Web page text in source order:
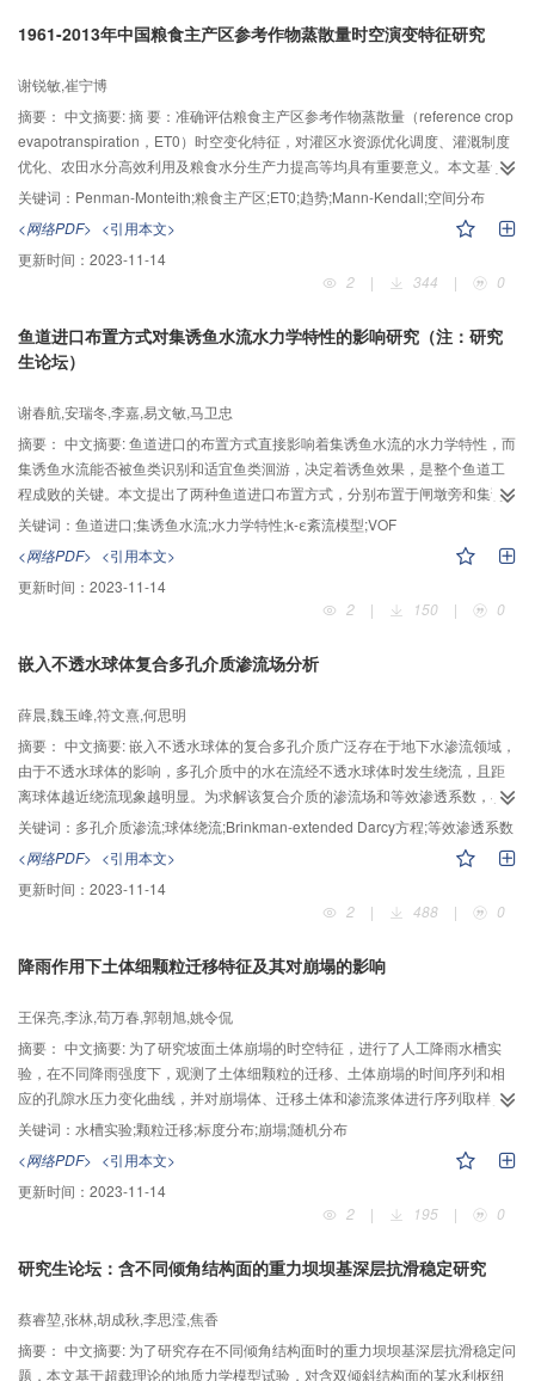
程计算中可以考虑使用局部插值法以节省时间成本；改进后的C2紧支径向基函
的优势；流道中压力脉动以叶片通过频率为主，水轮机叶片与导叶间静动干扰
所引起的流体脉动压力对厂房整体结构振动影响较为明显。
1961-2013年中国粮食主产区参考作物蒸散量时空演变特征研究
谢锐敏,崔宁博
摘要： 中文摘要: 摘 要：准确评估粮食主产区参考作物蒸散量（reference crop
evapotranspiration，ET0）时空变化特征，对灌区水资源优化调度、灌溉制度
优化、农田水分高效利用及粮食水分生产力提高等均具有重要意义。本文基于
中国粮食主产区258个气象站点逐日气象资料，采用Penman-Monteith 公式计
算1961-2013年参考作物蒸散量，通过Sen's+Mann-Kendall法、累积距平法及
气象倾向率等方法对其近53a来时空变化趋势与特征进行分析。结果表明：近
53a来中国粮食主产区（全区）、温带湿润半湿润地区(I区)、温带干旱半干旱地
区（II区）、亚热带湿润地区（III区）及暖温带半湿润地区（IV区）ET0年均值
II>III>全区>IV>I区的趋势；全区及I-IV区主要作物生长季（3-10月）ET0约占全
年ET0的87.58%、91.91%、90.05%、85.11%和83.39%；除IV（其年倾向率
下降趋势的站点数达171个，占总数的61.0%，年倾斜率达到显著下降水平，其
Y值为-0.288*mm/a（P<0.05）；全区及各分区ET0在90年代均呈增大趋势，其
年尺度上Sen’s趋势度β全区=4.993，M-K检验值Z全区=1.978* (P<0.05)，增大
趋势显著，其它各年代际上趋势减小；近53a来ET0空间分布基本呈西北向东南
东北方向递减趋势，具有明显的地区差异，ET0高值区主要集中在内蒙古与四川
且年ET0高值、中高值、中值、低值区域站点数分别占总站数的3.5%、
12.4%、58.5%、25.6%；ET0的年内M-K趋势变化差异较大，春季，粮食主产
区ET0趋势自北向南增大，夏季与之相反；秋季，ET0趋势呈现中部低南北高的
势；主要作物生长季上ET0在华北平原（显著下降）和东北平原中部趋势下降，
关键词： Penman-Monteith;粮食主产区;ET0;趋势;Mann-Kendall;空间分布
<网络PDF> <引用本文>
更新时间： 2023-11-14
2
| 344 | 0
鱼道进口布置方式对集诱鱼水流水力学特性的影响研究（注：研究
生论坛）
谢春航,安瑞冬,李嘉,易文敏,马卫忠
摘要： 中文摘要: 鱼道进口的布置方式直接影响着集诱鱼水流的水力学特性，而
集诱鱼水流能否被鱼类识别和适宜鱼类洄游，决定着诱鱼效果，是整个鱼道工
程成败的关键。本文提出了两种鱼道进口布置方式，分别布置于闸墩旁和集诱
鱼通道旁。为了说明不同的鱼道进口布置方式对集诱鱼水流水力学特性的影
响，采用标准k-ε三维紊流模型和VOF模型，对两种布置方式进行了三维数值模
拟，并用物理模型试验结果验证了数值模拟的合理性。通过对比分析两种布置
方式集诱鱼水流的流态、流速、流速适宜区宽度和紊动能，表明：在集诱鱼通
道布置方式下，集诱鱼水流流速更小，下游靠边最大流速减小了1.0 m/s；流速
紊动能更小，鱼道进口处最大紊动能减小了0.60 m2/s2。集诱鱼通道布置方式
上溯，找到鱼道进口，可为鱼道进口布置设计和研究提供参考。
关键词： 鱼道进口;集诱鱼水流;水力学特性;k-ε紊流模型;VOF
<网络PDF> <引用本文>
更新时间： 2023-11-14
2
| 150 | 0
嵌入不透水球体复合多孔介质渗流场分析
薛晨,魏玉峰,符文熹,何思明
摘要： 中文摘要: 嵌入不透水球体的复合多孔介质广泛存在于地下水渗流领域，
由于不透水球体的影响，多孔介质中的水在流经不透水球体时发生绕流，且距
离球体越近绕流现象越明显。为求解该复合介质的渗流场和等效渗透系数，在
球坐标系下采用非线性Brinkman-extended Darcy方程，以无穷远处单向来流均
匀和球面不滑移条件作为边界条件，求解出球体周围渗流流速与压强的解析
解。分析该解析解表达式可知，此复合介质渗流场流速和压强分布与多孔介质
基质的渗透率和地下水动力粘滞系数有关。在此基础上对渗流场流速进行积
分，求出了Darcy流平均流速，并将平均流速表达式与Darcy公式表达式进行对
响复合介质等效渗透系数的最主要因素。最后以一定级配的砂作为多孔介质基
试验装置，开展了嵌入不透水球体复合多孔介质的常水头渗流试验。试验中控
制多孔介质基质的压实度来保证其渗透系数基本不变，改变填充在多孔介质基
质中的不透水球体进行渗流试验，对每一个不透水球体分别进行三组试验，取
平均值作为试验结果。试验结果与理论计算的等效渗透系数值误差较小，验证
了所推求嵌入不透水球体复合多孔介质渗流场的正确性。
关键词： 多孔介质渗流;球体绕流;Brinkman-extended Darcy方程;等效渗透系数
<网络PDF> <引用本文>
更新时间： 2023-11-14
2
| 488 | 0
降雨作用下土体细颗粒迁移特征及其对崩塌的影响
王保亮,李泳,苟万春,郭朝旭,姚令侃
摘要： 中文摘要: 为了研究坡面土体崩塌的时空特征，进行了人工降雨水槽实
验，在不同降雨强度下，观测了土体细颗粒的迁移、土体崩塌的时间序列和相
应的孔隙水压力变化曲线，并对崩塌体、迁移土体和渗流浆体进行序列取样。
实验结束后进行了土体颗粒分析，并结合标度分布参数，对比了坡面相同位置
不同深度实验前后颗粒级配的变化，从随机性的角度分析了土体颗分参数与强
度之间的关系。结果表明：在降雨作用下，坡体中的细颗粒会发生迁移，使土
体结构发生改变。细颗粒在某一位置集聚，引起孔隙水压力增大；在水力梯度
较大和细颗粒容易积聚的区域，更容易发生坡面崩塌破坏；坡脚处流出的细颗
的增大而减小；坡面土体颗粒的空间分布决定了土体强度的空间分布，坡面土
在时间和空间上呈现随机性。
关键词： 水槽实验;颗粒迁移;标度分布;崩塌;随机分布
<网络PDF> <引用本文>
更新时间： 2023-11-14
2
| 195 | 0
研究生论坛：含不同倾角结构面的重力坝坝基深层抗滑稳定研究
蔡睿堃,张林,胡成秋,李思滢,焦香
摘要： 中文摘要: 为了研究存在不同倾角结构面时的重力坝坝基深层抗滑稳定问
题，本文基于超载理论的地质力学模型试验，对含双倾斜结构面的某水利枢纽